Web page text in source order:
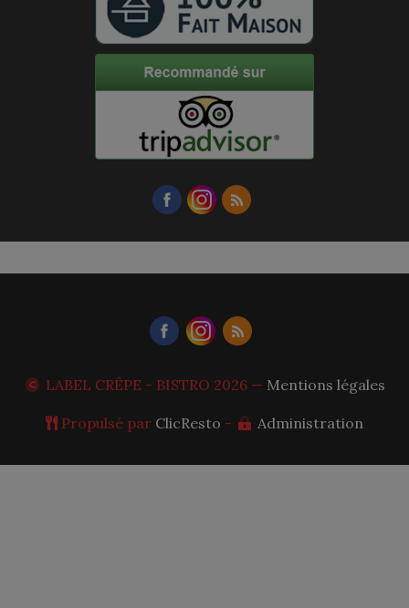
LABEL CRÊPE - BISTRO 2026 — Mentions légales
Propulsé par ClicResto - Administration